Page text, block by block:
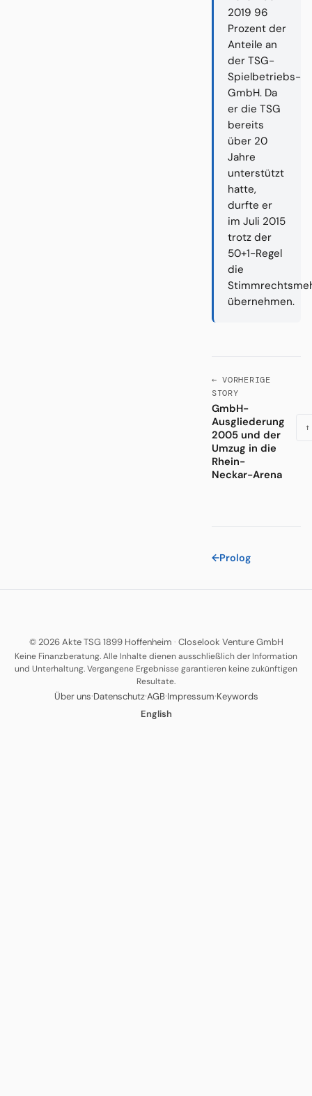
2019 96
Prozent der
Anteile an
der TSG-
Spielbetriebs-
GmbH. Da
er die TSG
bereits
über 20
Jahre
unterstützt
hatte,
durfte er
im Juli 2015
trotz der
50+1-Regel
die
übernehmen.
← VORHERIGE
STORY
GmbH-
Ausgliederung
2005 und der
Umzug in die
Rhein-
Neckar-Arena
←Prolog
© 2026 Akte TSG 1899 Hoffenheim · Closelook Venture GmbH
Keine Finanzberatung. Alle Inhalte dienen ausschließlich der Information
und Unterhaltung. Vergangene Ergebnisse garantieren keine zukünftigen
Resultate.
Über uns·Datenschutz·AGB·Impressum·Keywords
English